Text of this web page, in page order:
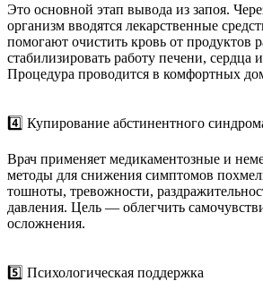
Это основной этап вывода из запоя.
организм вводятся лекарственные
помогают очистить кровь от продуктов
стабилизировать работу печени, сердца
Процедура проводится в комфортных
4️⃣ Купирование абстинентного
Врач применяет медикаментозные и
методы для снижения симптомов
тошноты, тревожности,
давления. Цель — облегчить
осложнения.
5️⃣ Психологическая поддержка